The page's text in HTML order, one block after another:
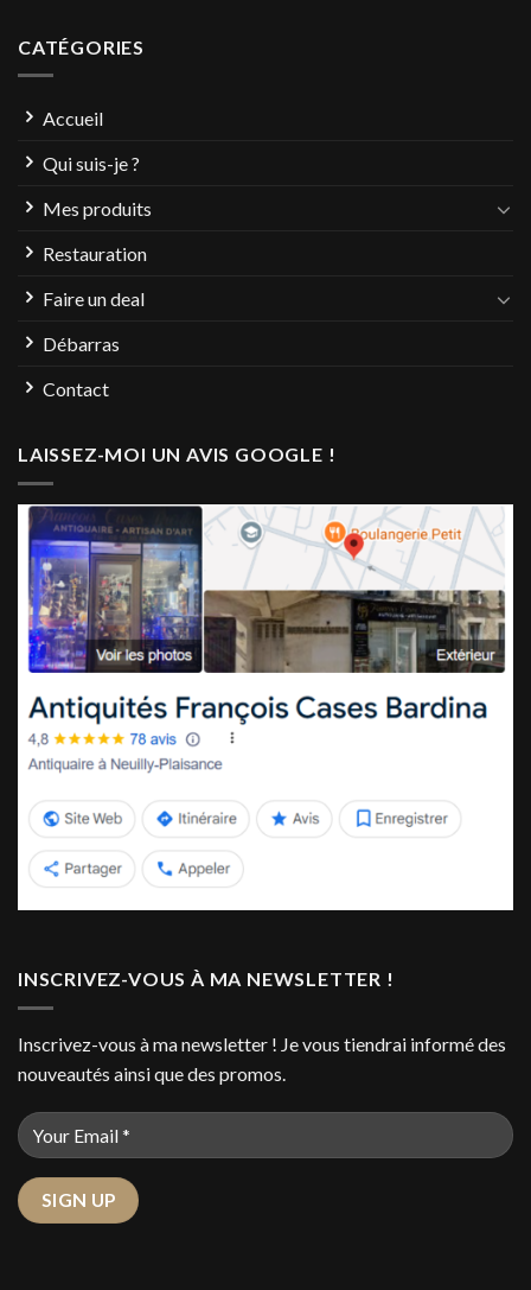
CATÉGORIES
Accueil
Qui suis-je ?
Mes produits
Restauration
Faire un deal
Débarras
Contact
LAISSEZ-MOI UN AVIS GOOGLE !
INSCRIVEZ-VOUS À MA NEWSLETTER !
Inscrivez-vous à ma newsletter ! Je vous tiendrai informé des
nouveautés ainsi que des promos.